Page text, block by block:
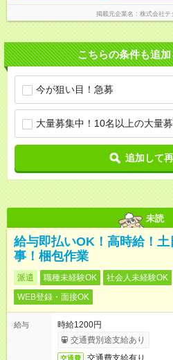
掲載元企業名 株式会社テ
こちらの条件も追
今が狙い目！急募
大量募集中！10名以上の大量
追加して
未読
給与即払いOK！高時給！
事！梱包作業
派遣 職種未経験OK 社会人未経験OK
WEB登録・面接OK
給与
時給1200円
交通費別途支給あり
交通費 交通費支給有り